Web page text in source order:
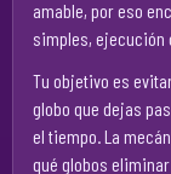
amable, por eso
simples, ejecución
Tu objetivo es
globo que dejas
el tiempo. La
qué globos